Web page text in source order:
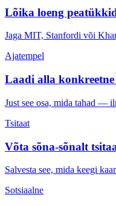
Lõika loeng
Jaga MIT, Stanfordi või
Ajatempel
Laadi alla konkreetne
Just see osa, mida tahad —
Tsitaat
Võta sõna-sõnalt
Salvesta see, mida keegi
Sotsiaalne